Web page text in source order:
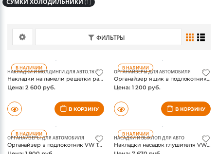
НАКЛАДКИ И МОЛДИНГИ ДЛЯ АВТО ТЮНИНГ РЕШЕТКИ РАДИАТОРА АВТО
Накладки на ламели решетки радиатора VW Tiguan 2016-, нержавейка
Цена: 2 600 руб.
ОРГАНАЙЗЕРЫ ДЛЯ АВТОМОБИЛЯ
Органайзер ящик в подлокотник VW Tayron
Цена: 1 200 руб.
ОРГАНАЙЗЕРЫ ДЛЯ АВТОМОБИЛЯ
Органайзер в подлокотник VW Teramont Pro 2025-
Цена: 1 900 руб.
НАСАДКИ И ВЫХЛОП ДЛЯ АВТО
Накладки насадок глушителя VW Touareg III 2018-, черный
Цена: 7 670 руб.